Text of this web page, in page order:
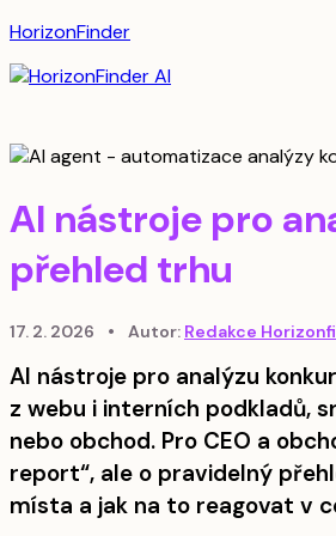
HorizonFinder
AI nástroje pro
přehled trhu
17. 2. 2026 • Autor: Redakce
AI nástroje pro analýzu
z webu i interních podkladů,
nebo obchod. Pro CEO a
report“, ale o pravidelný
místa a jak na to reagovat v